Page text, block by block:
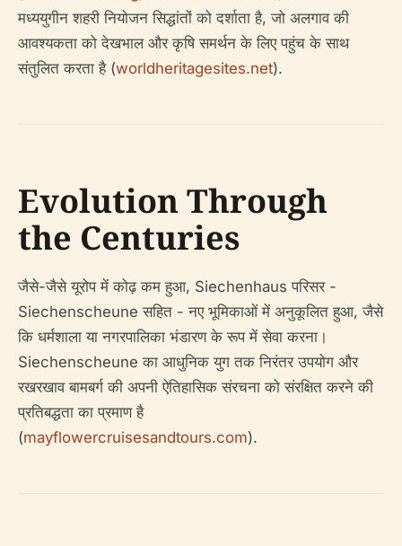
मध्ययुगीन शहरी नियोजन सिद्धांतों को दर्शाता है, जो अलगाव की
आवश्यकता को देखभाल और कृषि समर्थन के लिए पहुंच के साथ
संतुलित करता है (worldheritagesites.net).
Evolution Through
the Centuries
जैसे-जैसे यूरोप में कोढ़ कम हुआ, Siechenhaus परिसर -
Siechenscheune सहित - नए भूमिकाओं में अनुकूलित हुआ, जैसे
कि धर्मशाला या नगरपालिका भंडारण के रूप में सेवा करना।
Siechenscheune का आधुनिक युग तक निरंतर उपयोग और
रखरखाव बामबर्ग की अपनी ऐतिहासिक संरचना को संरक्षित करने की
प्रतिबद्धता का प्रमाण है
(mayflowercruisesandtours.com).